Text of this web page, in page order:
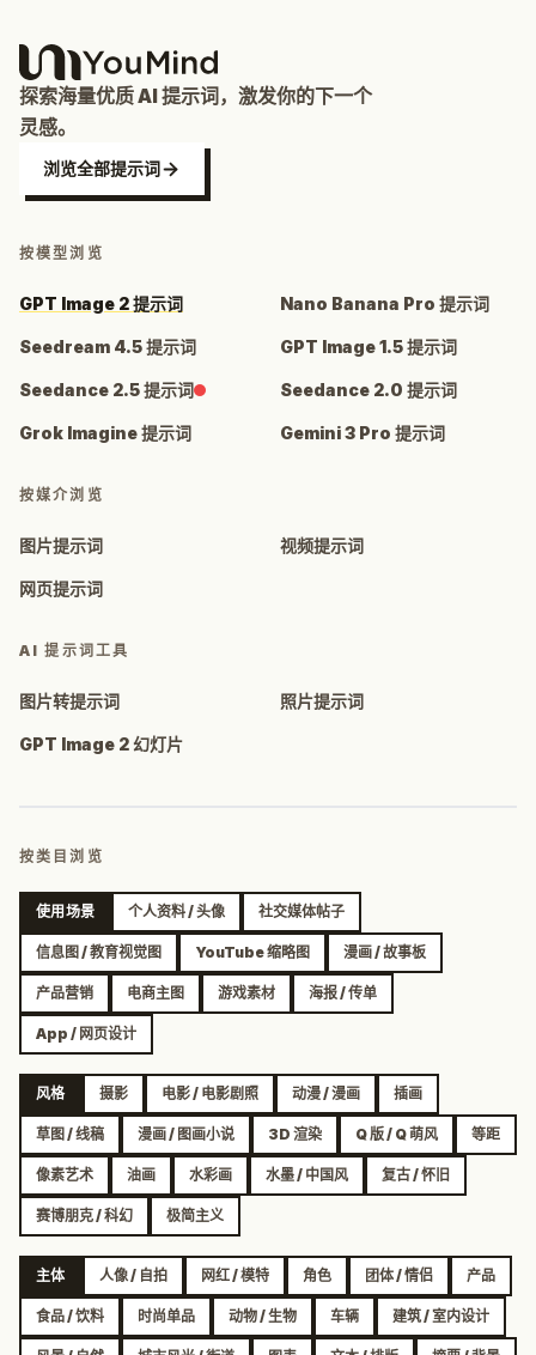
探索海量优质 AI 提示词，激发你的下一个
灵感。
浏览全部提示词
按模型浏览
GPT Image 2 提示词 Nano Banana Pro 提示词
Seedream 4.5 提示词 GPT Image 1.5 提示词
Seedance 2.5 提示词 Seedance 2.0 提示词
Grok Imagine 提示词 Gemini 3 Pro 提示词
按媒介浏览
图片提示词 视频提示词
网页提示词
AI 提示词工具
图片转提示词 照片提示词
GPT Image 2 幻灯片
按类目浏览
使用场景 个人资料 / 头像 社交媒体帖子
信息图 / 教育视觉图 YouTube 缩略图 漫画 / 故事板
产品营销 电商主图 游戏素材 海报 / 传单
App / 网页设计
风格 摄影 电影 / 电影剧照 动漫 / 漫画 插画
草图 / 线稿 漫画 / 图画小说 3D 渲染 Q 版 / Q 萌风 等距
像素艺术 油画 水彩画 水墨 / 中国风 复古 / 怀旧
赛博朋克 / 科幻 极简主义
主体 人像 / 自拍 网红 / 模特 角色 团体 / 情侣 产品
食品 / 饮料 时尚单品 动物 / 生物 车辆 建筑 / 室内设计